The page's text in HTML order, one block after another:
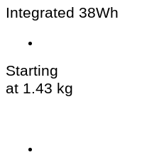
Integrated 38Wh
Starting
at 1.43 kg